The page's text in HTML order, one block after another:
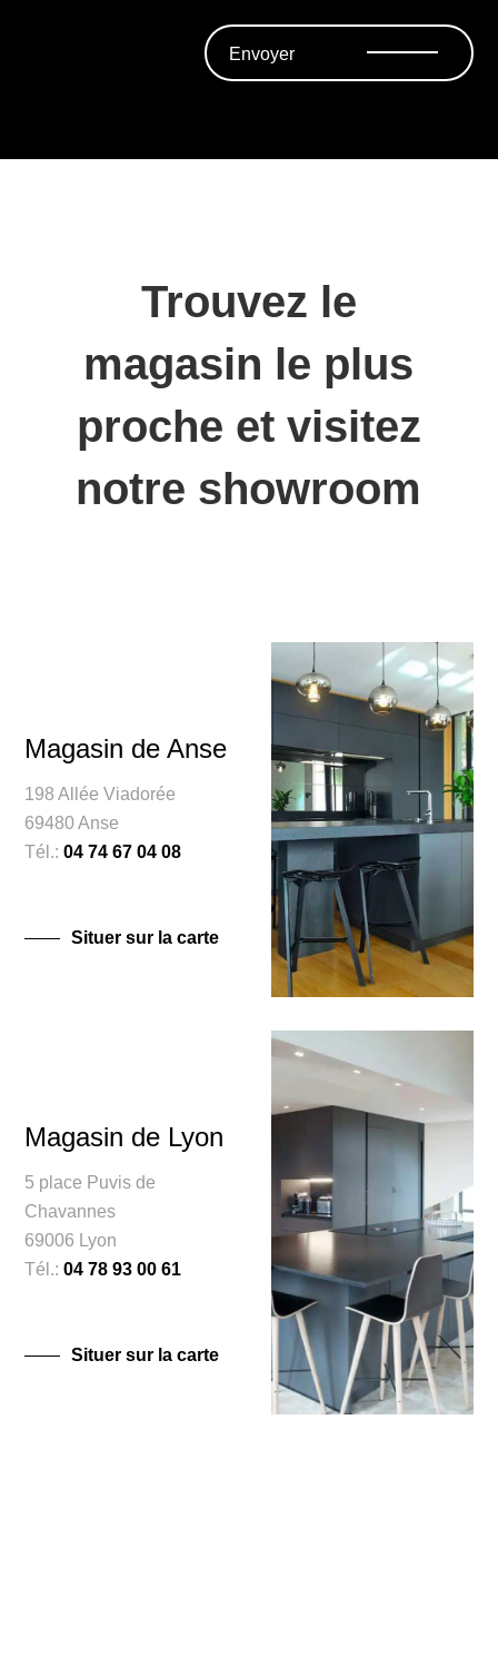
Envoyer
Trouvez le
magasin le plus
proche et visitez
notre showroom
Magasin de Anse
198 Allée Viadorée
69480 Anse
Tél.:04 74 67 04 08
Situer sur la carte
Magasin de Lyon
5 place Puvis de
Chavannes
69006 Lyon
Tél.:04 78 93 00 61
Situer sur la carte